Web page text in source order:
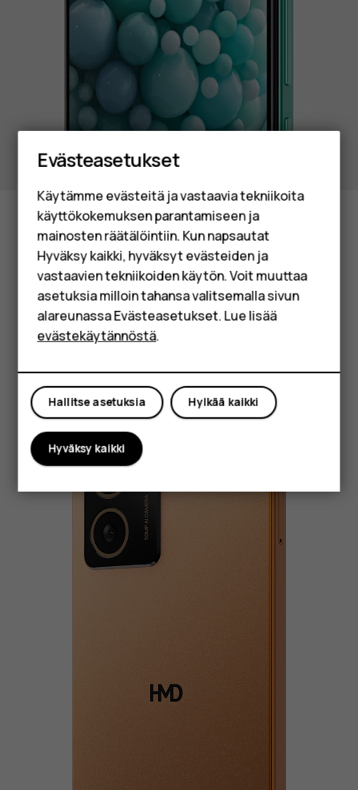
Älypuhelimet
Perinteiset puhelimet
Lisävarusteet
HMD Terra M
Yrityksille
Tabletit
Shop
AKKU
Älä enää panikoi
virran kesken
loppumista.
Evästeasetukset
Käytämme evästeitä ja vastaavia tekniikoita
käyttökokemuksen parantamiseen ja
mainosten räätälöintiin. Kun napsautat
Hyväksy kaikki, hyväksyt evästeiden ja
vastaavien tekniikoiden käytön. Voit muuttaa
asetuksia milloin tahansa valitsemalla sivun
alareunassa Evästeasetukset. Lue lisää
evästekäytännöstä.
Hylkää kaikki
Hallitse asetuksia
Hyväksy kaikki